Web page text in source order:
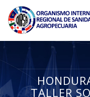
TALLER